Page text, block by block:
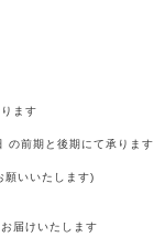
ます
前期と後期にて承ります
願いいたします)
届けいたします